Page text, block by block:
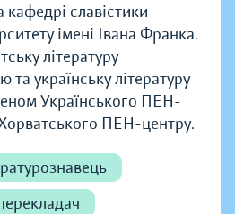
славістики
імені Івана Франка.
літературу
українську літературу
Українського ПЕН-
ПЕН-центру.